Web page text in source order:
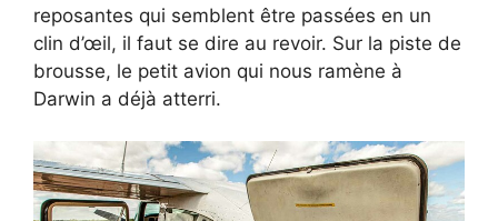
reposantes qui semblent être passées en un
clin d’œil, il faut se dire au revoir. Sur la piste de
brousse, le petit avion qui nous ramène à
Darwin a déjà atterri.